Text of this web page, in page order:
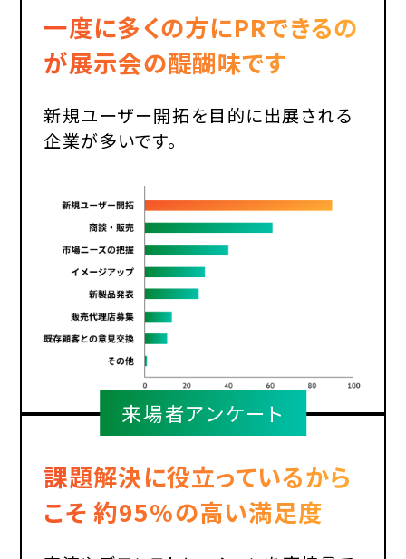
一度に多くの方にPRできるの
が展示会の醍醐味です
新規ユーザー開拓を目的に出展される
企業が多いです。
来場者アンケート
課題解決に役立っているから
こそ 約95%の高い満足度